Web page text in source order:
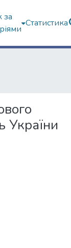
за
Статистика
України